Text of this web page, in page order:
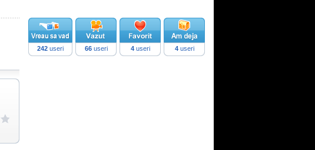
242 useri 66useri 4useri 4useri